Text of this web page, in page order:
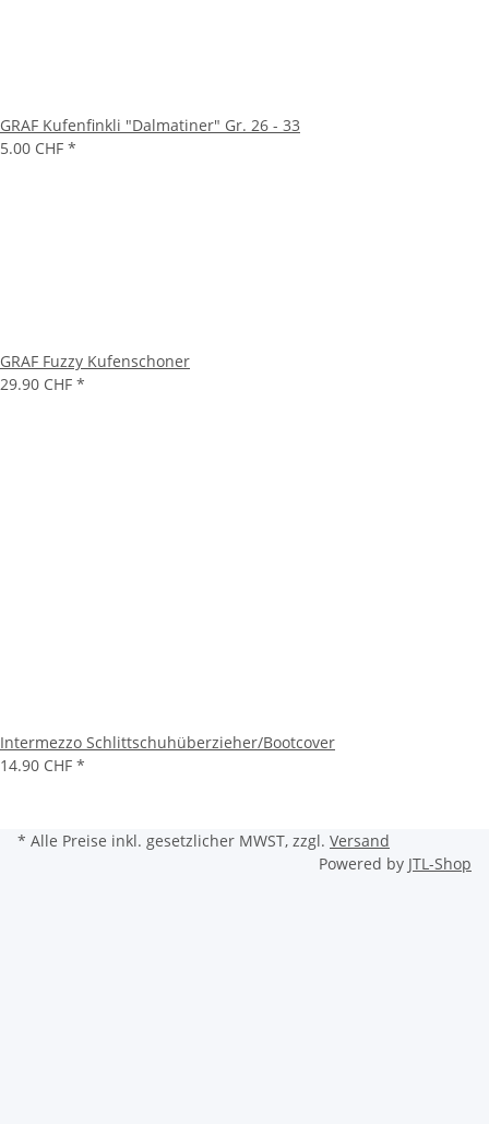
GRAF Kufenfinkli "Dalmatiner" Gr. 26 - 33
5.00 CHF *
GRAF Fuzzy Kufenschoner
29.90 CHF *
Intermezzo Schlittschuhüberzieher/Bootcover
14.90 CHF *
* Alle Preise inkl. gesetzlicher MWST, zzgl. Versand
Powered by JTL-Shop